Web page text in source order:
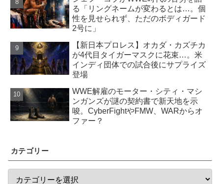
る「リングネームが変わるとは…。個
性を見せられず、ただのボディガード
2号に」
【新日本プロレス】オカダ・カズチカ
が4代目タイガーマスクに花束…。米
インディ団体での試合後にサプライズ
登場
WWE解雇のモーター・シティ・マシ
ンガンズが謎の契約書で新天地を示
唆。CyberFightやFMW、WARからオ
ファー？
カテゴリー